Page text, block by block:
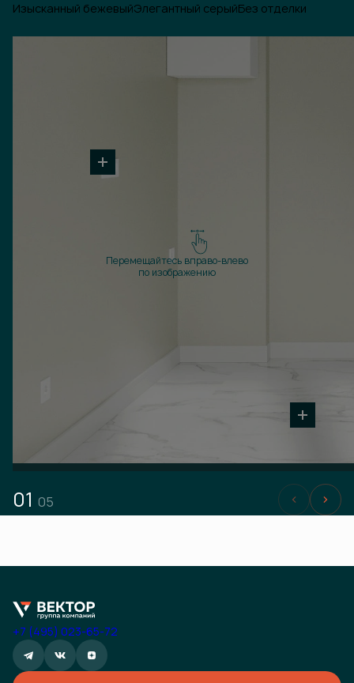
Изысканный бежевыйЭлегантный серыйБез отделки
Перемещайтесь вправо-влево
по изображению
01 05
+7 (495) 023-65-72